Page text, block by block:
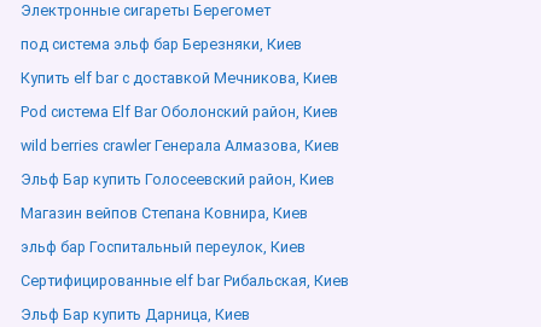
Электронные сигареты Берегомет
под система эльф бар Березняки, Киев
Купить elf bar с доставкой Мечникова, Киев
Pod система Elf Bar Оболонский район, Киев
wild berries crawler Генерала Алмазова, Киев
Эльф Бар купить Голосеевский район, Киев
Магазин вейпов Степана Ковнира, Киев
эльф бар Госпитальный переулок, Киев
Сертифицированные elf bar Рибальская, Киев
Эльф Бар купить Дарница, Киев